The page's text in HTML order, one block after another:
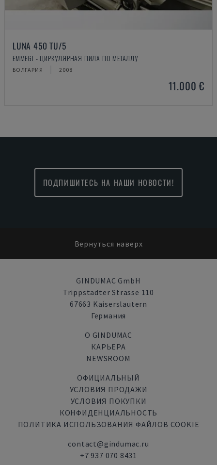
LUNA 450 TU/5
EMMEGI - ЦИРКУЛЯРНАЯ ПИЛА ПО МЕТАЛЛУ
БОЛГАРИЯ 2008
11.000 €
ПОДПИШИТЕСЬ НА НАШИ НОВОСТИ!
Вернуться наверх
GINDUMAC GmbH
Trippstadter Strasse 110
67663 Kaiserslautern
Германия
О GINDUMAC
КАРЬЕРА
NEWSROOM
ОФИЦИАЛЬНЫЙ
УСЛОВИЯ ПРОДАЖИ
УСЛОВИЯ ПОКУПКИ
КОНФИДЕНЦИАЛЬНОСТЬ
ПОЛИТИКА ИСПОЛЬЗОВАНИЯ ФАЙЛОВ COOKIE
contact@gindumac.ru
+7 937 070 8431